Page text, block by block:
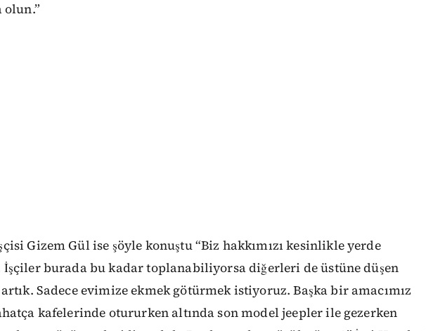
Gizem Gül ise şöyle konuştu “Biz hakkımızı kesinlikle yerde
İşçiler burada bu kadar toplanabiliyorsa diğerleri de üstüne düşen
Sadece evimize ekmek götürmek istiyoruz. Başka bir amacımız
kafelerinde otururken altında son model jeepler ile gezerken